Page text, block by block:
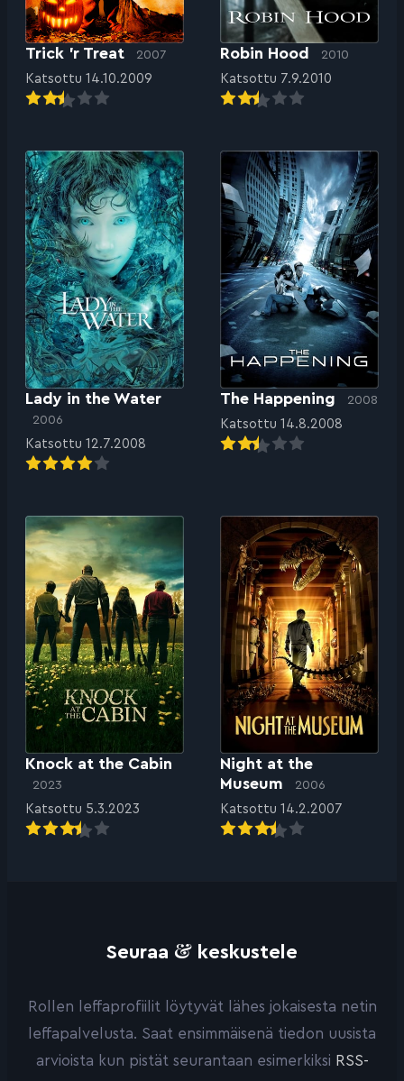
Trick ’r Treat 2007
Katsottu 14.10.2009
Robin Hood 2010
Katsottu 7.9.2010
Lady in the Water
2006
Katsottu 12.7.2008
The Happening 2008
Katsottu 14.8.2008
Knock at the Cabin
2023
Katsottu 5.3.2023
Night at the
Museum
2006
Katsottu 14.2.2007
Seuraa & keskustele
Rollen leffaprofiilit löytyvät lähes jokaisesta netin
leffapalvelusta. Saat ensimmäisenä tiedon uusista
arvioista kun pistät seurantaan esimerkiksi RSS-